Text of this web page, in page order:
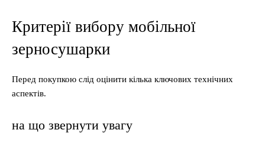
Критерії вибору мобільної
зерносушарки
Перед покупкою слід оцінити кілька ключових технічних
аспектів.
на що звернути увагу